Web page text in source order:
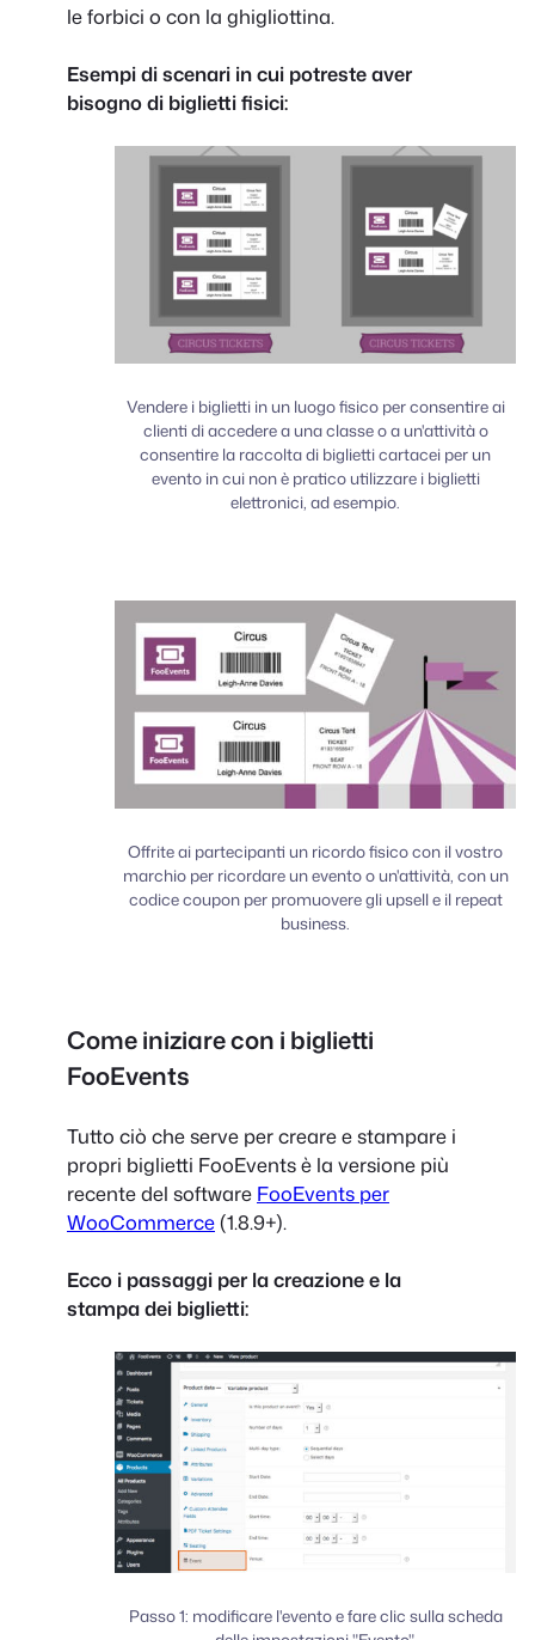
le forbici o con la ghigliottina.
Esempi di scenari in cui potreste aver
bisogno di biglietti fisici:
Vendere i biglietti in un luogo fisico per consentire ai
clienti di accedere a una classe o a un'attività o
consentire la raccolta di biglietti cartacei per un
evento in cui non è pratico utilizzare i biglietti
elettronici, ad esempio.
Offrite ai partecipanti un ricordo fisico con il vostro
marchio per ricordare un evento o un'attività, con un
codice coupon per promuovere gli upsell e il repeat
business.
Come iniziare con i biglietti
FooEvents
Tutto ciò che serve per creare e stampare i
propri biglietti FooEvents è la versione più
recente del software FooEvents per
WooCommerce(1.8.9+).
Ecco i passaggi per la creazione e la
stampa dei biglietti:
Passo 1: modificare l'evento e fare clic sulla scheda